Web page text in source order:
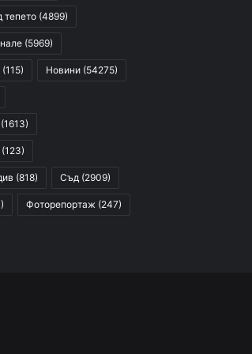
тепето (4899)
(5969)
(115) Новини (54275)
(1613)
(123)
(818) Съд (2909)
Фоторепортаж (247)